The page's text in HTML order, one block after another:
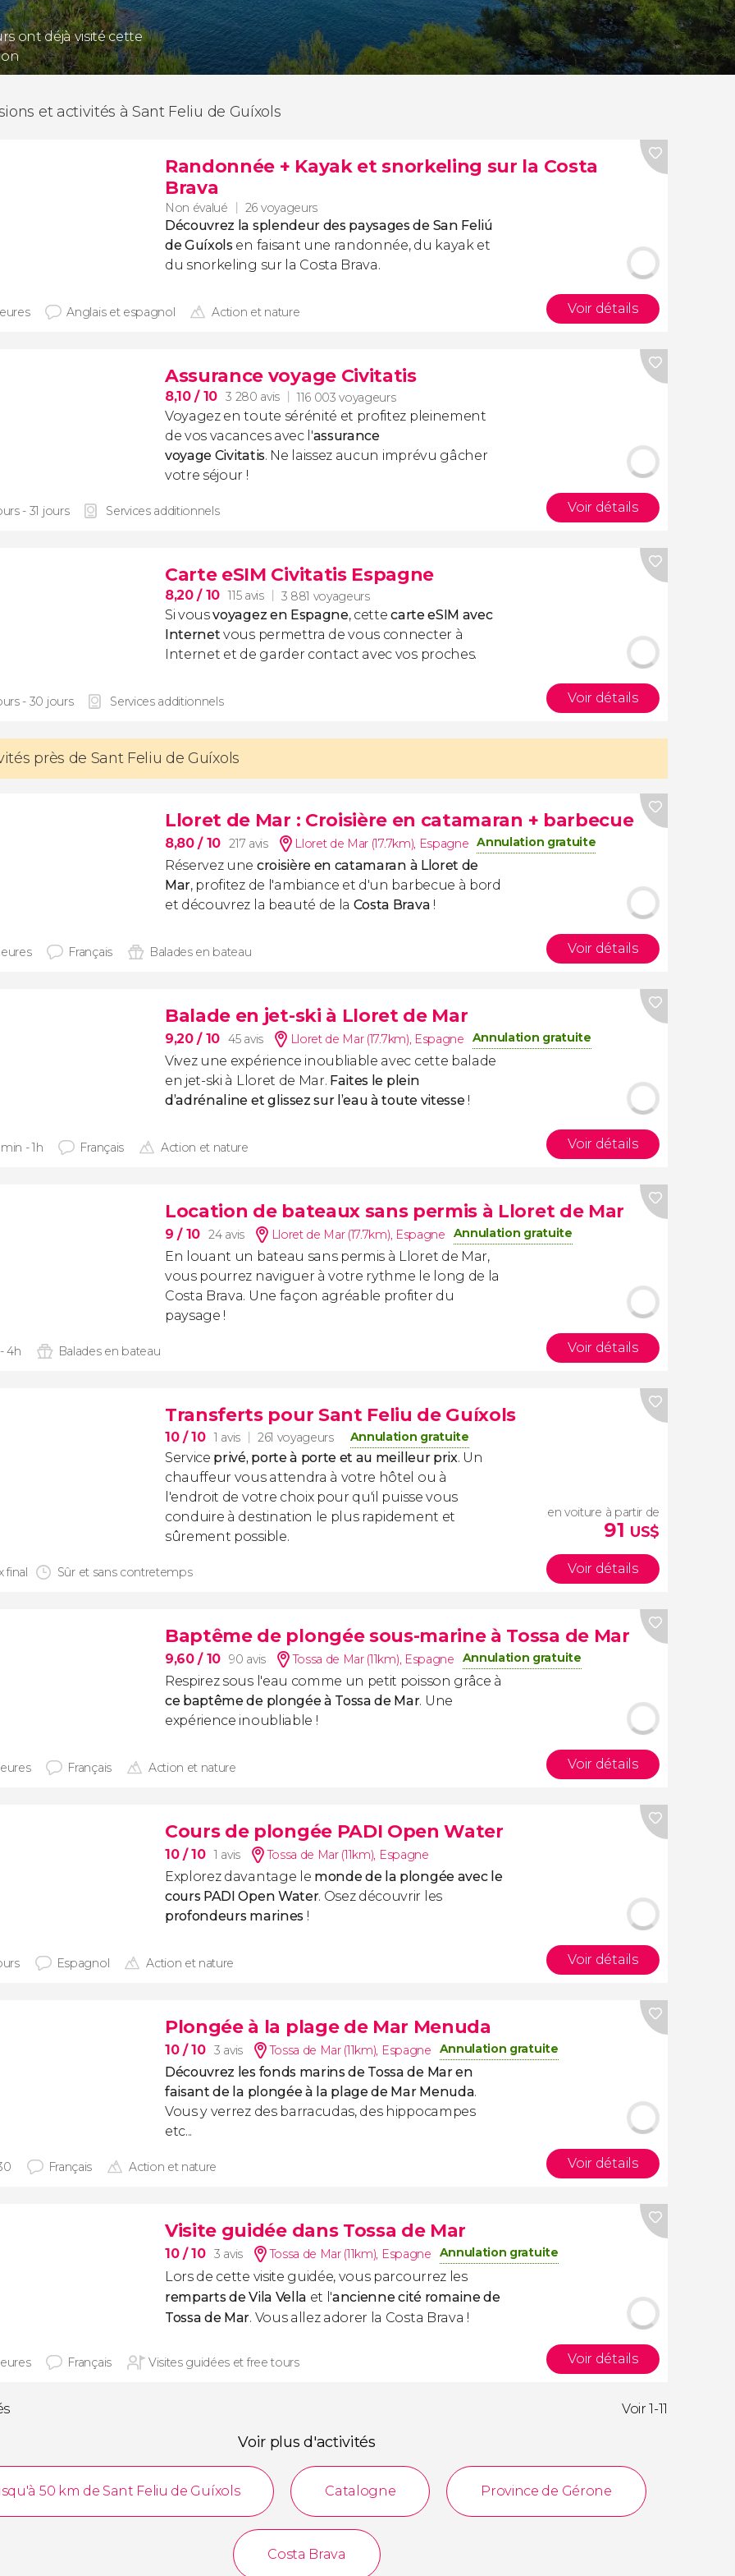
ont déjà visité cette
et activités à Sant Feliu de Guíxols
Randonnée + Kayak et snorkeling sur la Costa
Brava
Non évalué 26 voyageurs
Découvrez la splendeur des paysages de San Feliú
de Guíxolsen faisant une randonnée, du kayak et
du snorkeling sur la Costa Brava.
Anglais et espagnol Action et nature Voir détails
Assurance voyage Civitatis
8,10/ 10 3 280 avis 116 003 voyageurs
Voyagez en toute sérénité et profitez pleinement
de vos vacances avec l'assurance
voyage Civitatis. Ne laissez aucun imprévu gâcher
votre séjour !
- 31 jours Services additionnels Voir détails
Carte eSIM Civitatis Espagne
8,20/ 10 115 avis 3 881 voyageurs
Si vousvoyagez en Espagne, cettecarte eSIM avec
Internet vous permettra de vous connecter à
Internet et de garder contact avec vos proches.
- 30 jours Services additionnels Voir détails
près de Sant Feliu de Guíxols
Lloret de Mar : Croisière en catamaran + barbecue
8,80/ 10 217 avis Lloret de Mar (17.7km), Espagne Annulation gratuite
Réservez une croisière en catamaran à Lloret de
Mar, profitez de l'ambiance et d'un barbecue à bord
et découvrez la beauté de la Costa Brava !
Français Balades en bateau Voir détails
Balade en jet-ski à Lloret de Mar
9,20/ 10 45 avis Lloret de Mar (17.7km), Espagne Annulation gratuite
Vivez une expérience inoubliable avec cette balade
en jet-ski à Lloret de Mar. Faites le plein
d’adrénaline et glissez sur l’eau à toute vitesse !
- 1h Français Action et nature Voir détails
Location de bateaux sans permis à Lloret de Mar
9/ 10 24 avis Lloret de Mar (17.7km), Espagne Annulation gratuite
En louant un bateau sans permis à Lloret de Mar,
vous pourrez naviguer à votre rythme le long de la
Costa Brava. Une façon agréable profiter du
paysage !
4h Balades en bateau Voir détails
Transferts pour Sant Feliu de Guíxols
10/ 10 1 avis 261 voyageurs Annulation gratuite
Service privé, porte à porte et au meilleur prix. Un
chauffeur vous attendra à votre hôtel ou à
l'endroit de votre choix pour qu'il puisse vous
conduire à destination le plus rapidement et
sûrement possible.
final Sûr et sans contretemps
en voiture à partir de
91 US$
Voir détails
Baptême de plongée sous-marine à Tossa de Mar
9,60/ 10 90 avis Tossa de Mar (11km), Espagne Annulation gratuite
Respirez sous l'eau comme un petit poisson grâce à
ce baptême de plongée à Tossa de Mar. Une
expérience inoubliable !
Français Action et nature Voir détails
Cours de plongée PADI Open Water
10/ 10 1 avis Tossa de Mar (11km), Espagne
Explorez davantage le monde de la plongée avec le
cours PADI Open Water. Osez découvrir les
profondeurs marines!
Espagnol Action et nature Voir détails
Plongée à la plage de Mar Menuda
10/ 10 3 avis Tossa de Mar (11km), Espagne Annulation gratuite
Découvrez les fonds marins de Tossa de Mar en
faisant de la plongée à la plage de Mar Menuda.
Vous y verrez des barracudas, des hippocampes
etc...
Français Action et nature Voir détails
Visite guidée dans Tossa de Mar
10/ 10 3 avis Tossa de Mar (11km), Espagne Annulation gratuite
Lors de cette visite guidée, vous parcourrez les
remparts de Vila Vella et l'ancienne cité romaine de
Tossa de Mar. Vous allez adorer la Costa Brava !
Français Visites guidées et free tours Voir détails
Voir 1-11
Voir plus d'activités
50 km de Sant Feliu de Guíxols Catalogne Province de Gérone
Costa Brava